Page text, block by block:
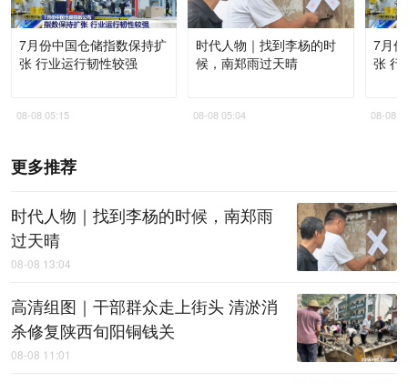
7月份中国仓储指数保持扩
张 行业运行韧性较强
08-08 05:15
时代人物｜找到李杨的时
候，南郑雨过天晴
08-08 05:04
7月
张 行
08-08
更多推荐
时代人物｜找到李杨的时候，南郑雨
过天晴
08-08 13:04
高清组图｜干部群众走上街头 清淤消
杀修复陕西旬阳铜钱关
08-08 11:01